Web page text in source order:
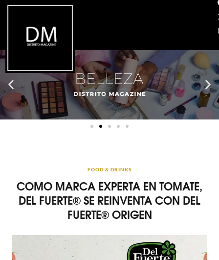
FOOD & DRINKS
COMO MARCA EXPERTA EN TOMATE,
DEL FUERTE® SE REINVENTA CON DEL
FUERTE® ORIGEN